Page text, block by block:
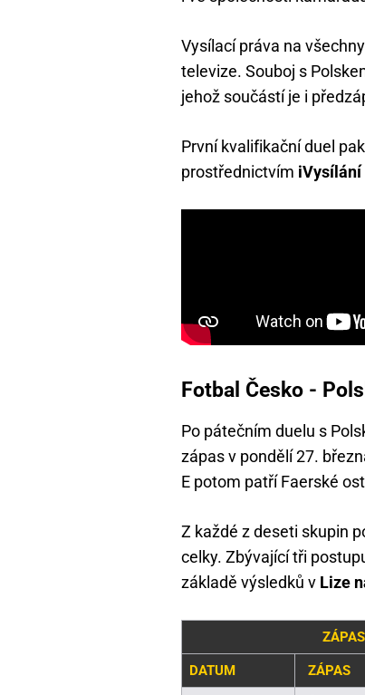
Vysílací práva na všechny
televize. Souboj s
jehož součástí je i
První kvalifikační duel
prostřednictvím iVysílání
Fotbal Česko -
Po pátečním duelu s
zápas v pondělí 27.
E potom patří Faerské
Z každé z deseti skupin
celky. Zbývající tři
základě výsledků v Lize
DATUM ZÁPAS